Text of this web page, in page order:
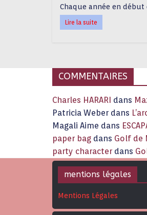
Chaque année en
Lire la suite
COMMENTAIRES
Charles HARARI dans
Patricia Weber dans
Magali Aime dans
paper bag dans Golf de
party character dans
mentions légales
Mentions Légales